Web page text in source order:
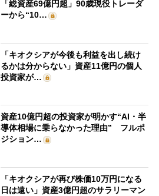
「総資産69億円超」90歳現役トレーダ
ーから“10…
「キオクシアが今後も利益を出し続け
るかは分からない」資産11億円の個人
投資家が…
資産10億円超の投資家が明かす“AI・半
導体相場に乗らなかった理由” フルポ
ジション…
「キオクシアが再び株価10万円になる
日は遠い」資産3億円超のサラリーマン